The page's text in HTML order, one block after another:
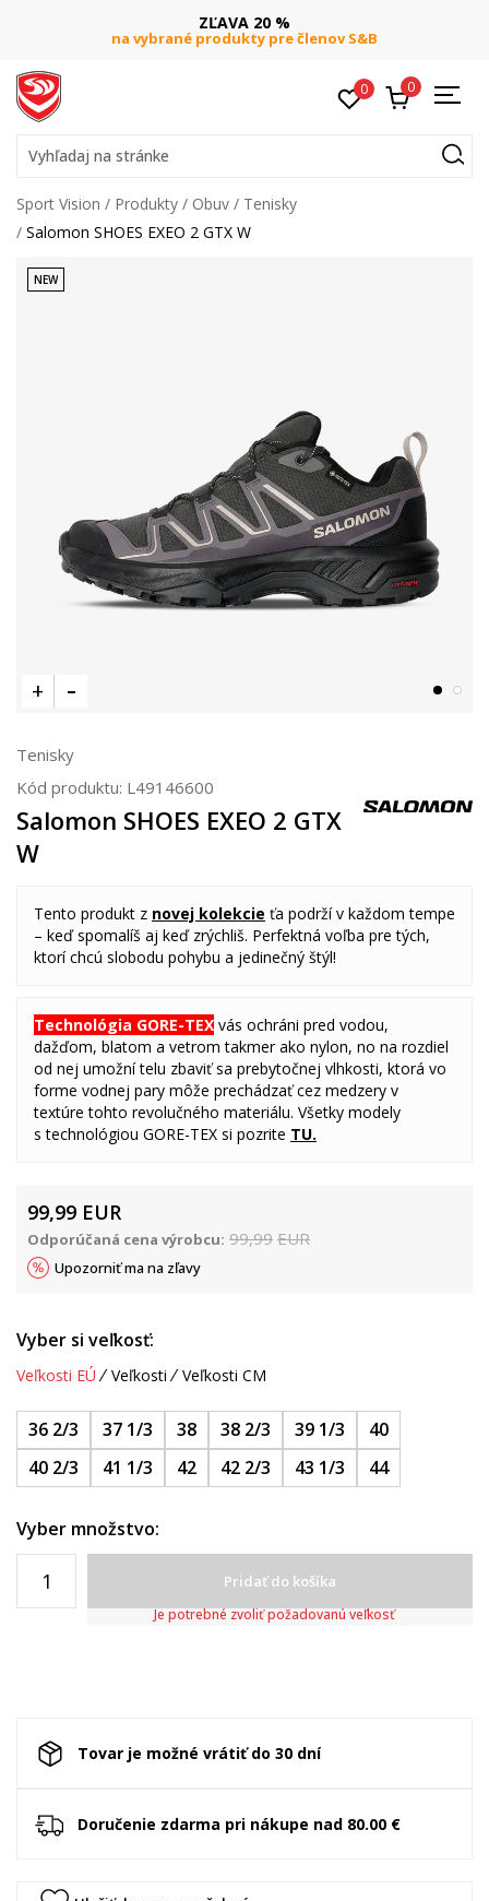
ZĽAVA 20 %
na vybrané produkty pre členov S&B
0 0
Vyhľadaj na stránke
Sport Vision Produkty Obuv
Tenisky
Salomon SHOES EXEO 2 GTX W
NEW
Tenisky
Kód produktu: L49146600
Salomon SHOES EXEO 2 GTX
W
Tento produkt z novej kolekcie ťa podrží v každom tempe
– keď spomalíš aj keď zrýchliš. Perfektná voľba pre tých,
ktorí chcú slobodu pohybu a jedinečný štýl!
Technológia GORE-TEX vás ochráni pred vodou,
dažďom, blatom a vetrom takmer ako nylon, no na rozdiel
od nej umožní telu zbaviť sa prebytočnej vlhkosti, ktorá vo
forme vodnej pary môže prechádzať cez medzery v
textúre tohto revolučného materiálu. Všetky modely
stechnológiou GORE-TEX si pozrite TU.
99,99 EUR
Odporúčaná cena výrobcu: 99,99 EUR
Upozorniť ma na zľavy
Vyber si veľkosť:
Veľkosti EÚ Veľkosti Veľkosti CM
36 2/3 37 1/3 38 38 2/3 39 1/3
40
40 2/3
41 1/3 42 42 2/3 43 1/3 44
Vyber množstvo:
Pridať do košíka
Je potrebné zvoliť požadovanú veľkosť
Tovar je možné vrátiť do 30 dní
Doručenie zdarma pri nákupe nad 80.00 €